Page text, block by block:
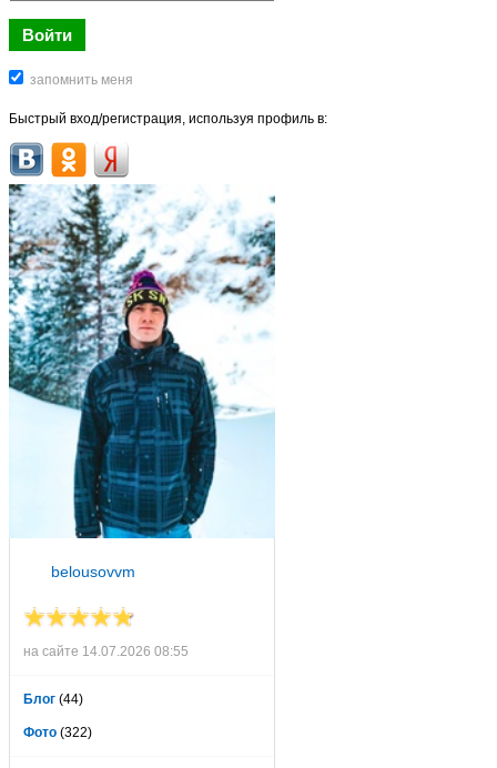
Быстрый вход/регистрация, используя профиль в:
belousovvm
на сайте 14.07.2026 08:55
Блог (44)
Фото (322)